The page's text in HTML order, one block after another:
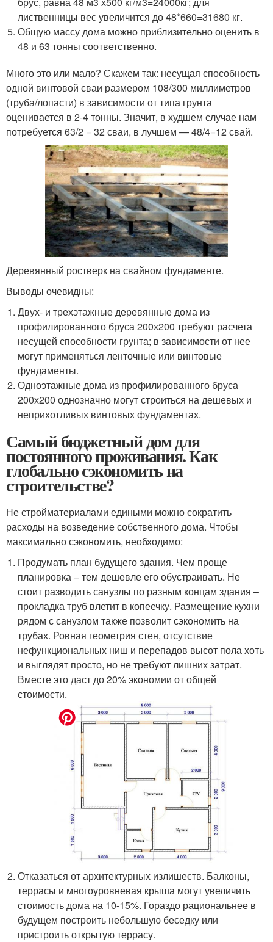
лиственницы вес увеличится до 48*660=31680 кг.
Общую массу дома можно приблизительно оценить в
48 и 63 тонны соответственно.
Много это или мало? Скажем так: несущая способность
одной винтовой сваи размером 108/300 миллиметров
(труба/лопасти) в зависимости от типа грунта
оценивается в 2-4 тонны. Значит, в худшем случае нам
потребуется 63/2 = 32 сваи, в лучшем — 48/4=12 свай.
Деревянный ростверк на свайном фундаменте.
Выводы очевидны:
Двух- и трехэтажные деревянные дома из
профилированного бруса 200х200 требуют расчета
несущей способности грунта; в зависимости от нее
могут применяться ленточные или винтовые
фундаменты.
Одноэтажные дома из профилированного бруса
200х200 однозначно могут строиться на дешевых и
неприхотливых винтовых фундаментах.
Самый бюджетный дом для
постоянного проживания. Как
глобально сэкономить на
строительстве?
Не стройматериалами едиными можно сократить
расходы на возведение собственного дома. Чтобы
максимально сэкономить, необходимо:
Продумать план будущего здания. Чем проще
планировка – тем дешевле его обустраивать. Не
стоит разводить санузлы по разным концам здания –
прокладка труб влетит в копеечку. Размещение кухни
рядом с санузлом также позволит сэкономить на
трубах. Ровная геометрия стен, отсутствие
нефункциональных ниш и перепадов высот пола хоть
и выглядят просто, но не требуют лишних затрат.
Вместе это даст до 20% экономии от общей
стоимости.
Отказаться от архитектурных излишеств. Балконы,
террасы и многоуровневая крыша могут увеличить
стоимость дома на 10-15%. Гораздо рациональнее в
будущем построить небольшую беседку или
пристроить открытую террасу.